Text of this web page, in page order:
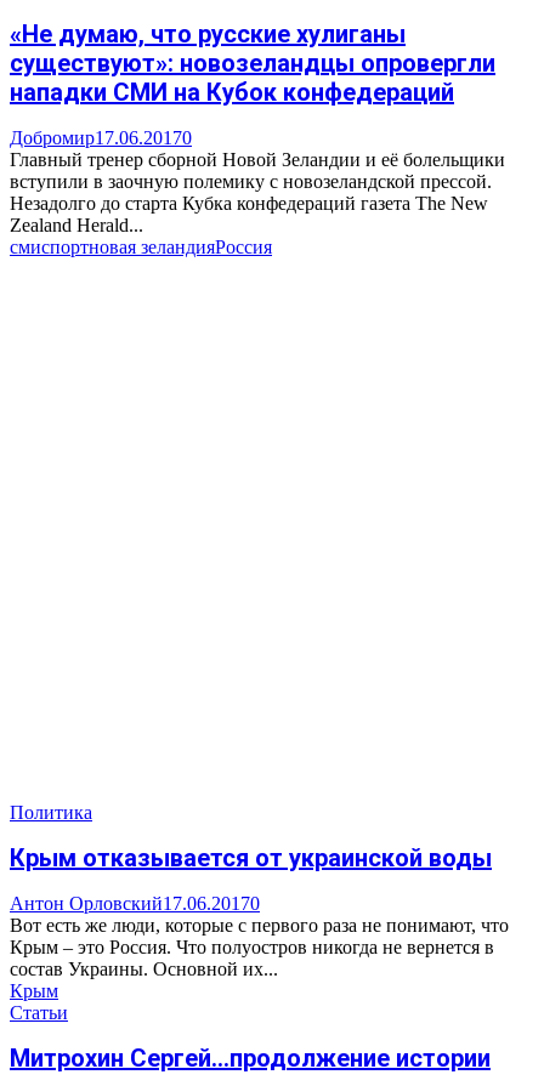
«Не думаю, что русские хулиганы
существуют»: новозеландцы опровергли
нападки СМИ на Кубок конфедераций
Добромир17.06.20170
Главный тренер сборной Новой Зеландии и её болельщики
вступили в заочную полемику с новозеландской прессой.
Незадолго до старта Кубка конфедераций газета The New
Zealand Herald...
смиспортновая зеландияРоссия
Политика
Крым отказывается от украинской воды
Антон Орловский17.06.20170
Вот есть же люди, которые с первого раза не понимают, что
Крым – это Россия. Что полуостров никогда не вернется в
состав Украины. Основной их...
Крым
Статьи
Митрохин Сергей…продолжение истории